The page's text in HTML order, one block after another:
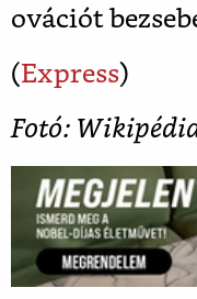
ovációt
(Express)
Fotó: